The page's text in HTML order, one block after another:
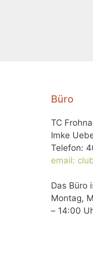
Büro
TC
Imke
Telefon:
email:
Das Büro
Montag,
– 14:00